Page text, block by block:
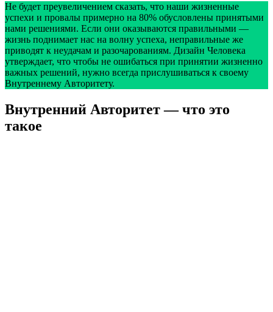
Не будет преувеличением сказать, что наши жизненные
успехи и провалы примерно на 80% обусловлены принятыми
нами решениями. Если они оказываются правильными —
жизнь поднимает нас на волну успеха, неправильные же
приводят к неудачам и разочарованиям. Дизайн Человека
утверждает, что чтобы не ошибаться при принятии жизненно
важных решений, нужно всегда прислушиваться к своему
Внутреннему Авторитету.
Внутренний Авторитет — что это
такое